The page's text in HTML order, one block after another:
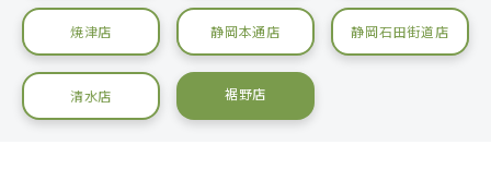
焼津店 静岡本通店 静岡石田街道店
清水店 裾野店